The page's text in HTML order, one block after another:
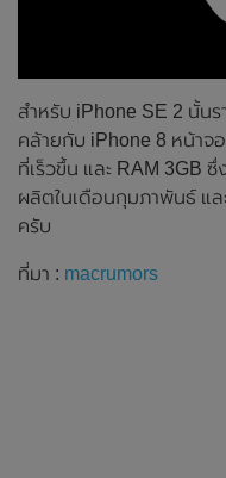
สำหรับ iPhone SE 2 นั้น
คล้ายกับ iPhone 8 หน้าจ
ที่เร็วขึ้น และ RAM 3GB
ผลิตในเดือนกุมภาพันธ์ แล
ครับ
ที่มา : macrumors